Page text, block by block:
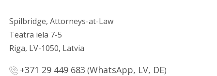
Spilbridge, Attorneys-at-Law
Teatra iela 7-5
Riga, LV-1050, Latvia
+371 29 449 683 (WhatsApp, LV, DE)